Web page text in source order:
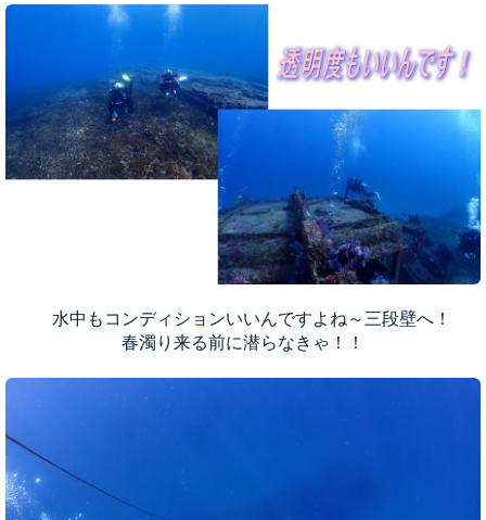
水中もコンディションいいんですよね～三段壁へ！
春濁り来る前に潜らなきゃ！！